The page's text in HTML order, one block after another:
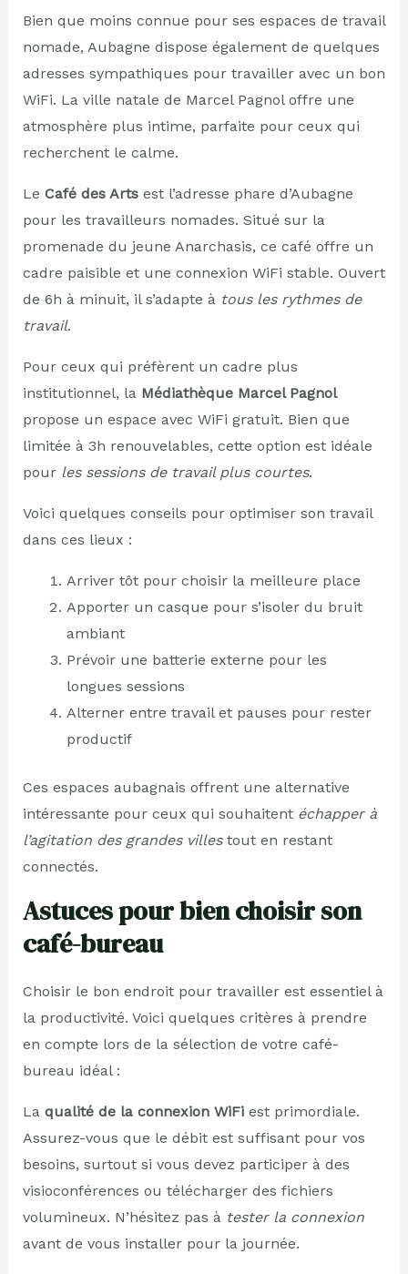
Bien que moins connue pour ses espaces de travail
nomade, Aubagne dispose également de quelques
adresses sympathiques pour travailler avec un bon
WiFi. La ville natale de Marcel Pagnol offre une
atmosphère plus intime, parfaite pour ceux qui
recherchent le calme.
Le Café des Artsest l’adresse phare d’Aubagne
pour les travailleurs nomades. Situé sur la
promenade du jeune Anarchasis, ce café offre un
cadre paisible et une connexion WiFi stable. Ouvert
de 6h à minuit, il s’adapte à tous les rythmes de
travail.
Pour ceux qui préfèrent un cadre plus
institutionnel, la Médiathèque Marcel Pagnol
propose un espace avec WiFi gratuit. Bien que
limitée à 3h renouvelables, cette option est idéale
pour les sessions de travail plus courtes.
Voici quelques conseils pour optimiser son travail
dans ces lieux :
Arriver tôt pour choisir la meilleure place
Apporter un casque pour s’isoler du bruit
ambiant
Prévoir une batterie externe pour les
longues sessions
Alterner entre travail et pauses pour rester
productif
Ces espaces aubagnais offrent une alternative
intéressante pour ceux qui souhaitent échapper à
l’agitation des grandes villestout en restant
connectés.
Astuces pour bien choisir son
café-bureau
Choisir le bon endroit pour travailler est essentiel à
la productivité. Voici quelques critères à prendre
en compte lors de la sélection de votre café-
bureau idéal :
La qualité de la connexion WiFiest primordiale.
Assurez-vous que le débit est suffisant pour vos
besoins, surtout si vous devez participer à des
visioconférences ou télécharger des fichiers
volumineux. N’hésitez pas à tester la connexion
avant de vous installer pour la journée.